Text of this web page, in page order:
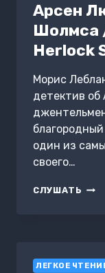
Арсен
Шолмса
Herlock
Морис
детектив об
один из
своего…
СЛУШАТЬ
ЛЕГКОЕ